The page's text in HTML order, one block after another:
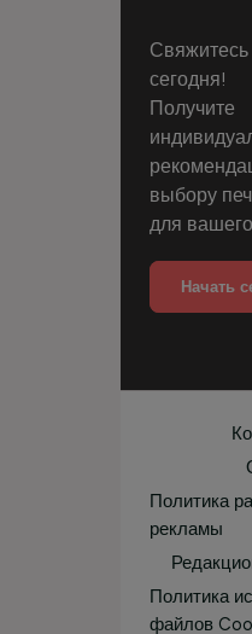
сегодня!
Получите
выбору
для
Начать
Политика
рекламы
Политика
файлов